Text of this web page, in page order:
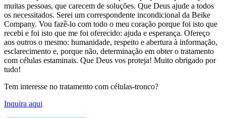
muitas pessoas, que carecem de soluções. Que Deus ajude a todos
os necessitados. Serei um correspondente incondicional da Beike
Company. Vou fazê-lo com todo o meu coração porque foi isto que
recebi e foi isto que me foi oferecido: ajuda e esperança. Ofereço
aos outros o mesmo: humanidade, respeito e abertura à informação,
esclarecimento e, porque não, determinação em obter o tratamento
com células estaminais. Que Deus vos proteja! Muito obrigado por
tudo!
Tem interesse no tratamento com células-tronco?
Inquira aqui